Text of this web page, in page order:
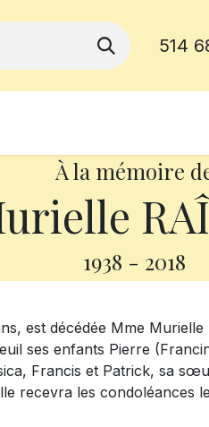
514
À la mémoire
1938 - 2018
est décédée Mme
ses enfants Pierre
Francis et Patrick, sa
recevra les condoléances